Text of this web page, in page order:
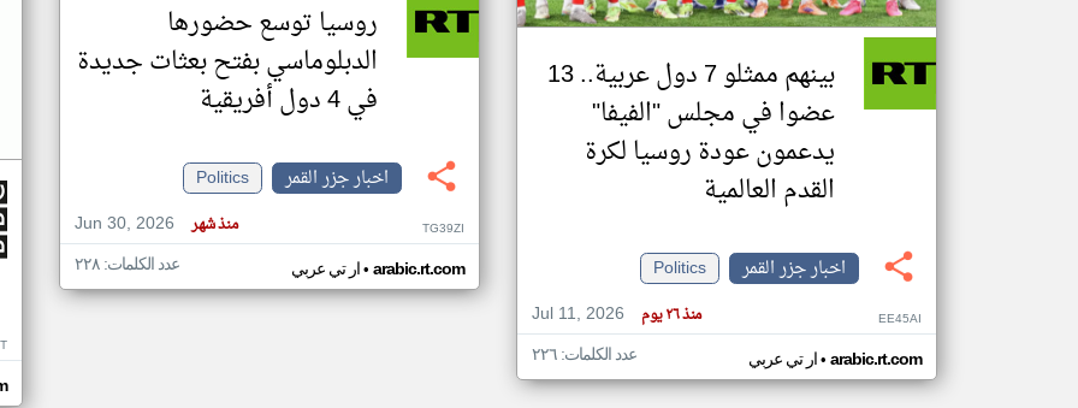
بينهم ممثلو 7 دول عربية.. 13
عضوا في مجلس "الفيفا"
يدعمون عودة روسيا لكرة
القدم العالمية
اخبار جزر القمر
Politics
Jul 11, 2026
منذ ٢٦ يوم EE45AI
ار تي عربي• arabic.rt.com عدد الكلمات: ٢٢٦
روسيا توسع حضورها
الدبلوماسي بفتح بعثات جديدة
في 4 دول أفريقية
اخبار جزر القمر
Politics
Jun 30, 2026
منذ شهر TG39ZI
ار تي عربي• arabic.rt.com عدد الكلمات: ٢٢٨